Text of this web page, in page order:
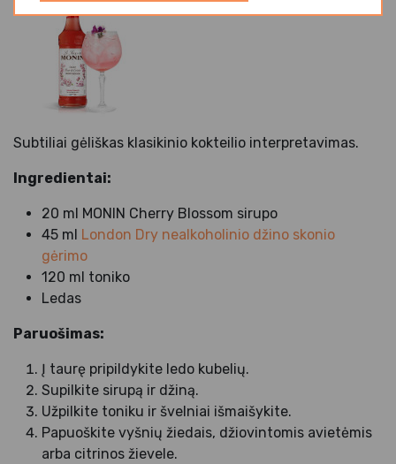
Subtiliai gėliškas klasikinio kokteilio interpretavimas.
Ingredientai:
20 ml MONIN Cherry Blossom sirupo
45 ml London Dry nealkoholinio džino skonio
gėrimo
120 ml toniko
Ledas
Paruošimas:
Į taurę pripildykite ledo kubelių.
Supilkite sirupą ir džiną.
Užpilkite toniku ir švelniai išmaišykite.
Papuoškite vyšnių žiedais, džiovintomis avietėmis
arba citrinos žievele.